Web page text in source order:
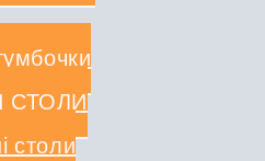
СТОЛИ
столи